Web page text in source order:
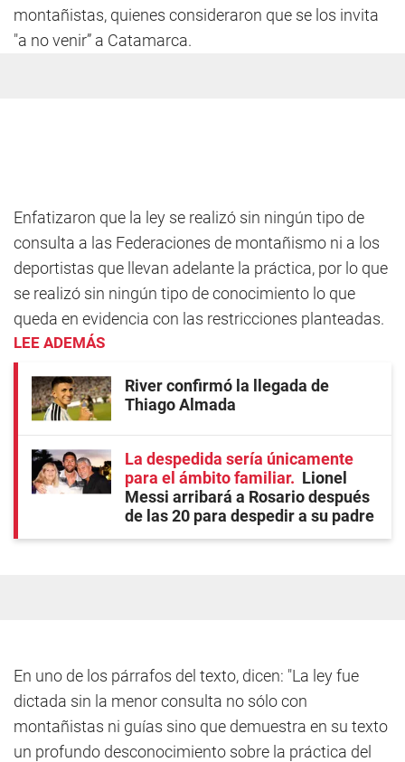
montañistas, quienes consideraron que se los invita
"a no venir” a Catamarca.
Enfatizaron que la ley se realizó sin ningún tipo de
consulta a las Federaciones de montañismo ni a los
deportistas que llevan adelante la práctica, por lo que
se realizó sin ningún tipo de conocimiento lo que
queda en evidencia con las restricciones planteadas.
LEE ADEMÁS
River confirmó la llegada de
Thiago Almada
La despedida sería únicamente
para el ámbito familiar
Lionel
Messi arribará a Rosario después
de las 20 para despedir a su padre
En uno de los párrafos del texto, dicen: "La ley fue
dictada sin la menor consulta no sólo con
montañistas ni guías sino que demuestra en su texto
un profundo desconocimiento sobre la práctica del